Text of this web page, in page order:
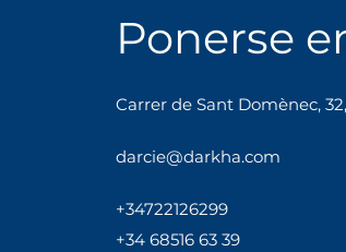
un libro!
Doménec, 32,
Ponerse
Carrer de Sant Domènec,
darcie@darkha.com
+34722126299
+34 68516 63 39